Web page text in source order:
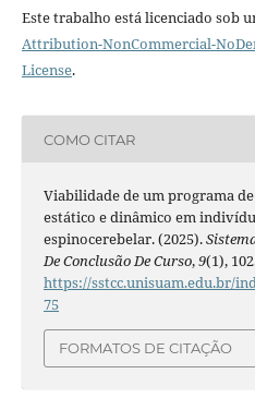
Este trabalho está licenciado sob
Attribution-NonCommercial-
License.
COMO CITAR
Viabilidade de um programa
estático e dinâmico em
espinocerebelar. (2025).
De Conclusão De Curso,9(1),
https://sstcc.unisuam.edu.br/
75
FORMATOS DE CITAÇÃO